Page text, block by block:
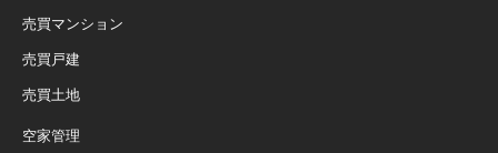
売買マンション
売買戸建
売買土地
空家管理